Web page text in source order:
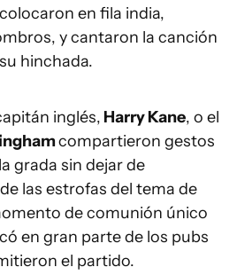
en fila india,
y cantaron la canción
hinchada.
inglés, Harry Kane, o el
compartieron gestos
grada sin dejar de
las estrofas del tema de
de comunión único
en gran parte de los pubs
el partido.